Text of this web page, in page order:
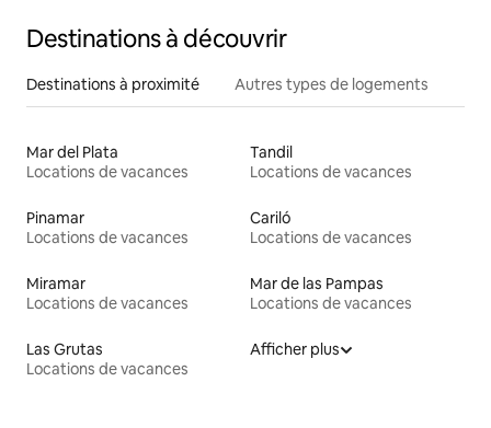
Destinations à découvrir
Destinations à proximité Autres types de logements
Mar del Plata
Locations de vacances
Tandil
Locations de vacances
Pinamar
Locations de vacances
Cariló
Locations de vacances
Miramar
Locations de vacances
Mar de las Pampas
Locations de vacances
Las Grutas
Locations de vacances
Afficher plus